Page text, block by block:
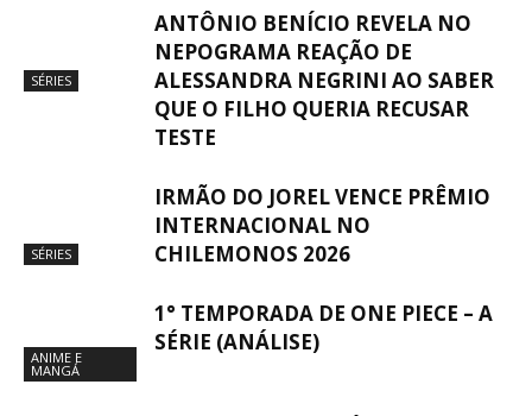
SÉRIES
ANTÔNIO BENÍCIO REVELA NO
NEPOGRAMA REAÇÃO DE
ALESSANDRA NEGRINI AO SABER
QUE O FILHO QUERIA RECUSAR
TESTE
SÉRIES
IRMÃO DO JOREL VENCE PRÊMIO
INTERNACIONAL NO
CHILEMONOS 2026
ANIME E
MANGÁ
1° TEMPORADA DE ONE PIECE – A
SÉRIE (ANÁLISE)